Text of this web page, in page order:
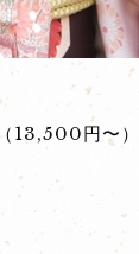
円〜